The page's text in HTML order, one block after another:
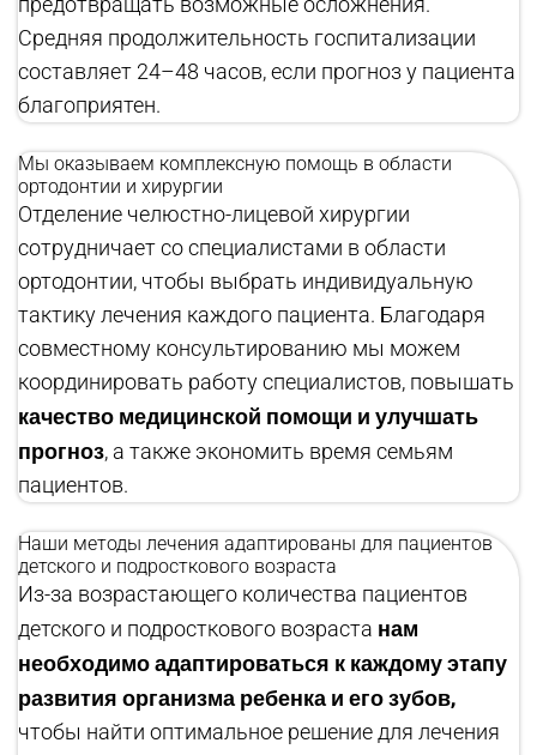
Средняя продолжительность госпитализации
составляет 24–48 часов, если прогноз у пациента
благоприятен.
Мы оказываем комплексную помощь в области
ортодонтии и хирургии
Отделение челюстно-лицевой хирургии
сотрудничает со специалистами в области
ортодонтии, чтобы выбрать индивидуальную
тактику лечения каждого пациента. Благодаря
совместному консультированию мы можем
координировать работу специалистов, повышать
качество медицинской помощи и улучшать
прогноз, а также экономить время семьям
пациентов.
Наши методы лечения адаптированы для пациентов
детского и подросткового возраста
Из-за возрастающего количества пациентов
детского и подросткового возраста нам
необходимо адаптироваться к каждому этапу
развития организма ребенка и его зубов,
чтобы найти оптимальное решение для лечения